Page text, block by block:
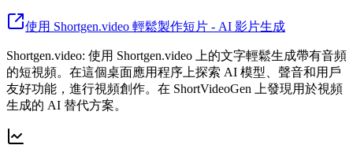
使用 Shortgen.video 輕鬆製作短片 - AI 影片生成
Shortgen.video: 使用 Shortgen.video 上的文字輕鬆生成帶有音頻
的短視頻。在這個桌面應用程序上探索 AI 模型、聲音和用戶
友好功能，進行視頻創作。在 ShortVideoGen 上發現用於視頻
生成的 AI 替代方案。